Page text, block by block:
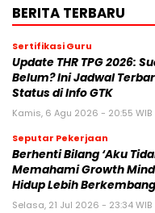
BERITA TERBARU
Sertifikasi Guru
Update THR TPG 2026:
Belum? Ini Jadwal
Status di Info GTK
Kamis, 6 Agu 2026 - 20:55 WIB
Seputar Pekerjaan
Berhenti Bilang ‘Aku
Memahami Growth
Hidup Lebih Berkembang
Selasa, 21 Jul 2026 - 23:34 WIB